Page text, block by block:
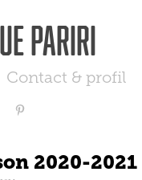
Pariri
Contact & profil
2020-2021